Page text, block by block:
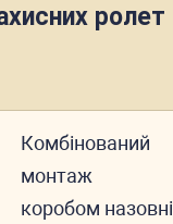
ролет
Комбінований
монтаж
коробом назовні